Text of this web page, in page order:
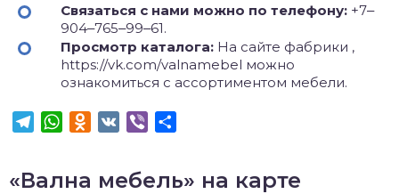
Связаться с нами можно по телефону: +7‒
904‒765‒99‒61.
Просмотр каталога: На сайте фабрики ,
https://vk.com/valnamebel можно
ознакомиться с ассортиментом мебели.
TelegramWhatsApp
Odnoklassniki
VK Viber
«Вална мебель» на карте